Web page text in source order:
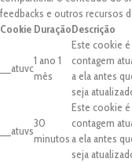
feedbacks e outros recursos
Cookie DuraçãoDescrição
__atuvc
1 ano 1
mês
Este cookie
contagem
a ela antes
seja
__atuvs
30
minutos
Este cookie
contagem
a ela antes
seja